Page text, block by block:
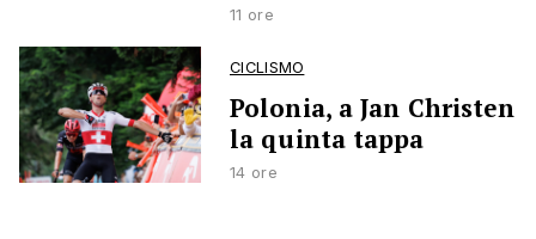
11 ore
CICLISMO
Polonia, a Jan Christen
la quinta tappa
14 ore